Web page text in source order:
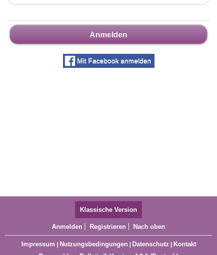
Anmelden
Mit Facebook anmelden
Klassische Version
Anmelden Registrieren Nach oben
Impressum Nutzungsbedingungen Datenschutz
Kontakt